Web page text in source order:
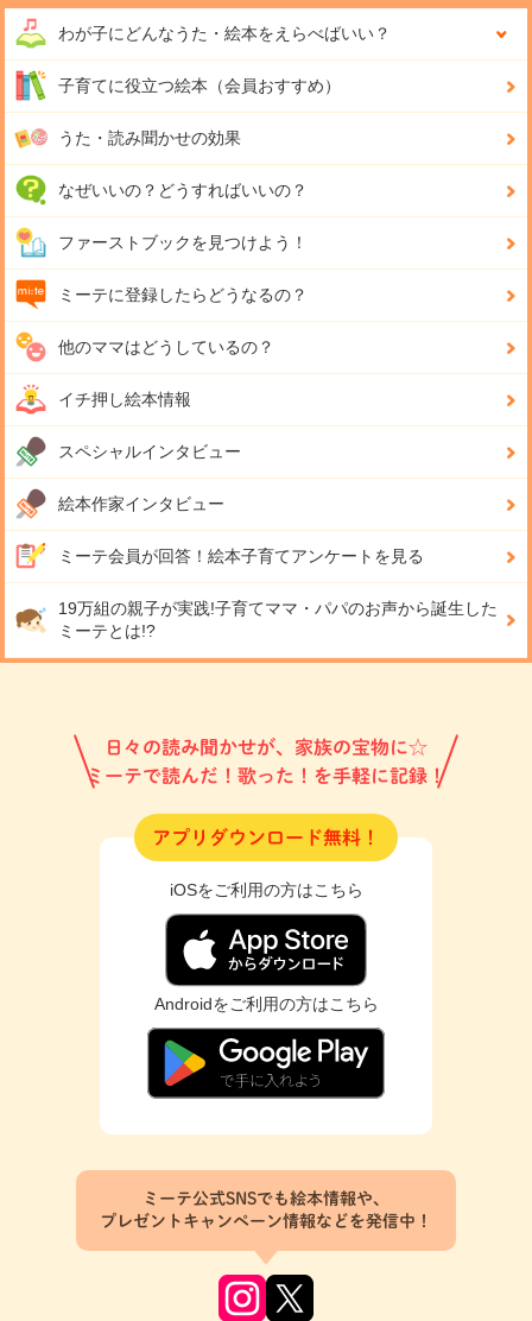
わが子にどんなうた・絵本をえらべばいい？
子育てに役立つ絵本（会員おすすめ）
うた・読み聞かせの効果
なぜいいの？どうすればいいの？
ファーストブックを見つけよう！
ミーテに登録したらどうなるの？
他のママはどうしているの？
イチ押し絵本情報
スペシャルインタビュー
絵本作家インタビュー
ミーテ会員が回答！ 絵本子育てアンケートを見る
19万組の親子が実践!子育てママ・パパのお声から誕生した
ミーテとは!?
日々の読み聞かせが、家族の宝物に☆
ミーテで読んだ！歌った！を手軽に記録！
アプリダウンロード無料！
iOSをご利用の方はこちら
Androidをご利用の方はこちら
ミーテ公式SNSでも絵本情報や、
プレゼントキャンペーン情報などを発信中！